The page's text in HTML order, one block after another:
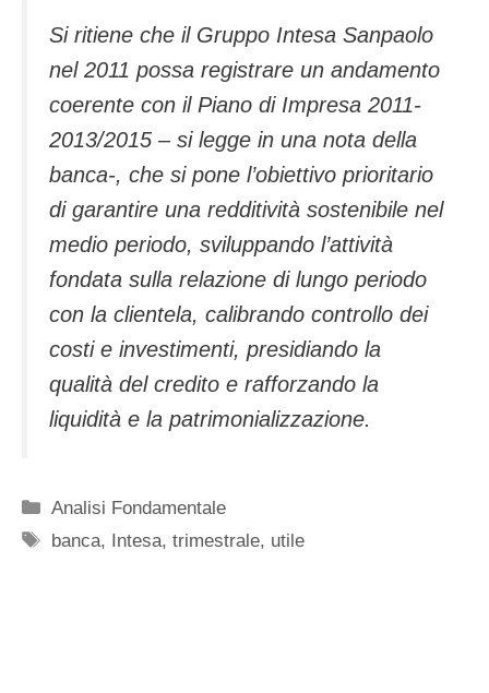
Si ritiene che il Gruppo Intesa Sanpaolo
nel 2011 possa registrare un andamento
coerente con il Piano di Impresa 2011-
2013/2015 – si legge in una nota della
banca-, che si pone l’obiettivo prioritario
di garantire una redditività sostenibile nel
medio periodo, sviluppando l’attività
fondata sulla relazione di lungo periodo
con la clientela, calibrando controllo dei
costi e investimenti, presidiando la
qualità del credito e rafforzando la
liquidità e la patrimonializzazione.
Categorie
Analisi Fondamentale
Tag
banca, Intesa,trimestrale, utile